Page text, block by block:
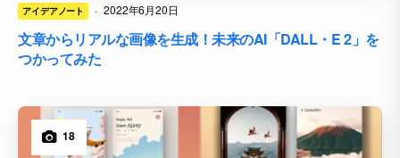
アイデアノート · 2022年6月20日
文章からリアルな画像を生成！未来のAI「DALL・E 2」を
つかってみた
18